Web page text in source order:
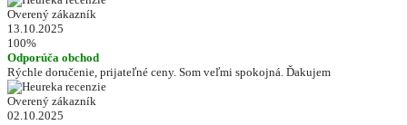
Overený zákazník
13.10.2025
100%
Odporúča obchod
Rýchle doručenie, prijateľné ceny. Som veľmi spokojná. Ďakujem
Overený zákazník
02.10.2025